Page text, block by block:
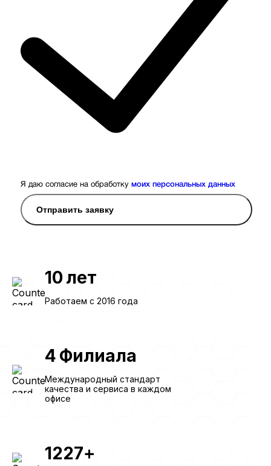
Я даю согласие на обработку моих персональных данных
Отправить заявку
10лет
Работаем с 2016 года
4 Филиала
Международный стандарт
качества и сервиса в каждом
офисе
1227+